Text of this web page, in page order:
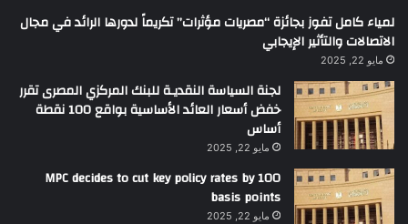
لمياء كامل تفوز بجائزة “مصريات مؤثرات” تكريماً لدورها الرائد في مجال
الاتصالات والتأثير الإيجابي
مايو 22, 2025
لجنة السياسة النقديـة للبنك المركزي المصرى تقرر
خفض أسعار العائد الأساسية بواقع 100 نقطة
أساس
مايو 22, 2025
MPC decides to cut key policy rates by 100
basis points
مايو 22, 2025